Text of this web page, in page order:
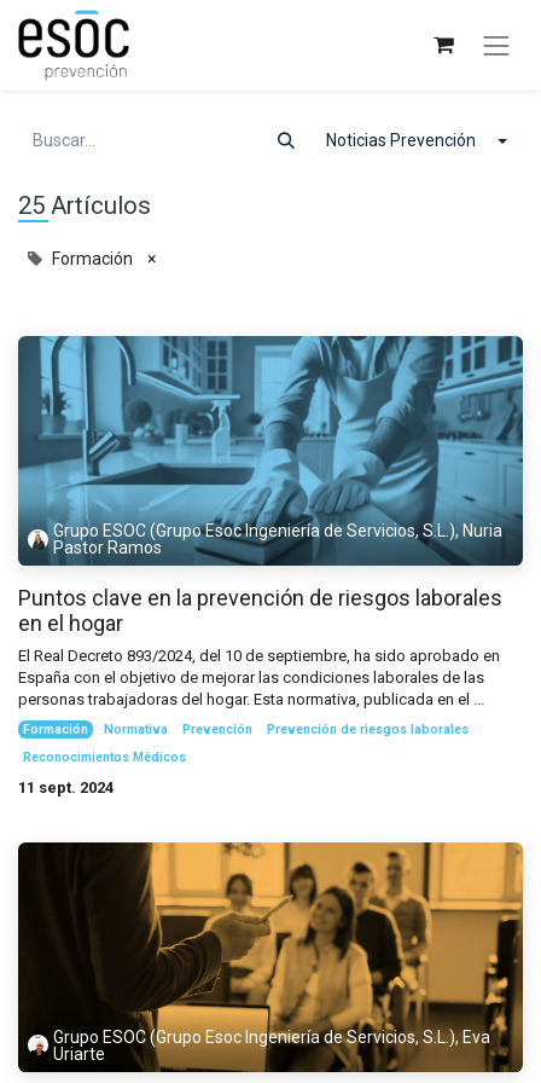
Noticias Prevención
25 Artículos
Formación ×
Grupo ESOC (Grupo Esoc Ingeniería de Servicios, S.L.), Nuria
Pastor Ramos
Puntos clave en la prevención de riesgos laborales
en el hogar
El Real Decreto 893/2024, del 10 de septiembre, ha sido aprobado en
España con el objetivo de mejorar las condiciones laborales de las
personas trabajadoras del hogar. Esta normativa, publicada en el ...
Formación Normativa Prevención
Prevención de riesgos laborales
Reconocimientos Médicos
11 sept. 2024
Grupo ESOC (Grupo Esoc Ingeniería de Servicios, S.L.), Eva
Uriarte